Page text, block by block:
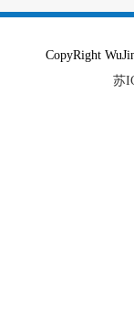
CopyRight
苏